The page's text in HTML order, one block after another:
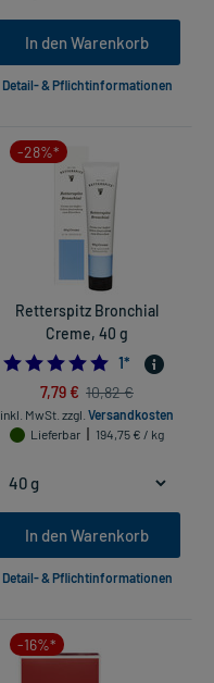
In den Warenkorb
Detail- & Pflichtinformationen
-28%*
Retterspitz Bronchial
Creme, 40 g
5.0
1*
7,79 € 10,82 €
inkl. MwSt. zzgl. Versandkosten
Lieferbar
194,75 € / kg
In den Warenkorb
Detail- & Pflichtinformationen
-16%*